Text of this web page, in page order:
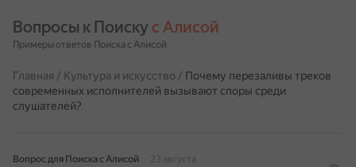
Вопросы к Поиску с Алисой
Примеры ответов Поиска с Алисой
Главная / Культура и искусство / Почему перезаливы треков
современных исполнителей вызывают споры среди
слушателей?
Вопрос для Поиска с Алисой
23 августа